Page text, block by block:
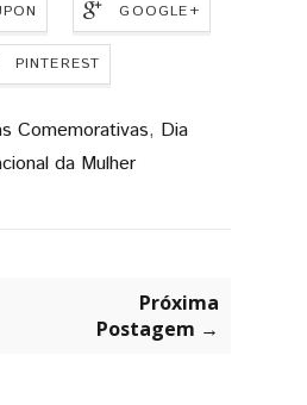
GOOGLE+
PINTEREST
Comemorativas, Dia
da Mulher
Próxima
Postagem →